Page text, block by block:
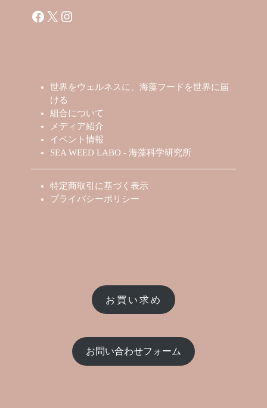
Facebook
X Instagram
世界をウェルネスに、海藻フードを世界に届
ける
組合について
メディア紹介
イベント情報
SEA WEED LABO - 海藻科学研究所
特定商取引に基づく表示
プライバシーポリシー
お買い求め
お問い合わせフォーム